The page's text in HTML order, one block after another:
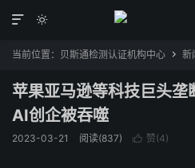


当前位置： 贝斯通检测认证机构中心  新
苹果亚马逊等科技巨头垄
AI创企被吞噬
2023-03-21 阅读(837)  赞(4)